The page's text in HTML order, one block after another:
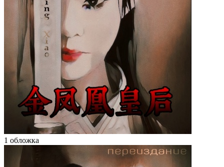
1 обложка